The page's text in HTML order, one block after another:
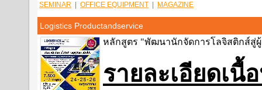
SEMINAR OFFICE EQUIPMENT MAGAZINE
Logistics Productandservice
หลักสูตร "พัฒนานักจัดการโลจิสติกส์สู่ผู้
รายละเอียดเนื้